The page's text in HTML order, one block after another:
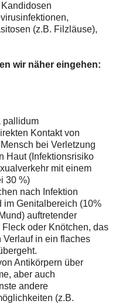
(z.B. Filzläuse),
wir näher eingehen:
pallidum
Kontakt von
bei Verletzung
Haut (Infektionsrisiko
mit einem
30 %)
nach Infektion
im Genitalbereich (10%
auftretender
oder Knötchen, das
Verlauf in ein flaches
Antikörpern über
aber auch
andere
(z.B.